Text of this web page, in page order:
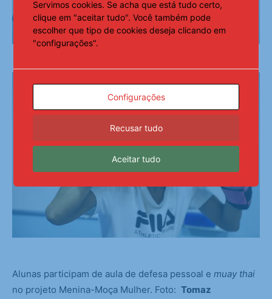
Alunas participam de aula de defesa pessoal e muay thai
no projeto Menina-Moça Mulher. Foto: Tomaz
Servimos cookies. Se acha que está tudo certo,
clique em "aceitar tudo". Você também pode
escolher que tipo de cookies deseja clicando em
"configurações".
Configurações
Recusar tudo
Aceitar tudo